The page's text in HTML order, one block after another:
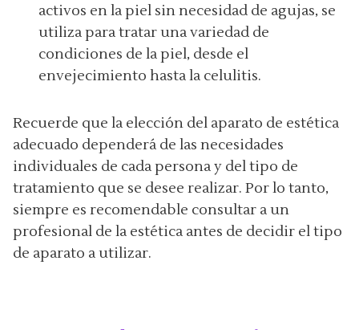
activos en la piel sin necesidad de agujas, se
utiliza para tratar una variedad de
condiciones de la piel, desde el
envejecimiento hasta la celulitis.
Recuerde que la elección del aparato de estética
adecuado dependerá de las necesidades
individuales de cada persona y del tipo de
tratamiento que se desee realizar. Por lo tanto,
siempre es recomendable consultar a un
profesional de la estética antes de decidir el tipo
de aparato a utilizar.